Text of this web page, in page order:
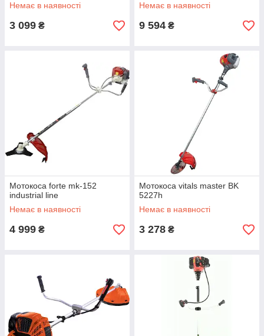
Немає в наявності
3 099 ₴
Немає в наявності
9 594 ₴
Мотокоса forte mk-152
industrial line
Немає в наявності
4 999 ₴
Мотокоса vitals master BK
5227h
Немає в наявності
3 278 ₴